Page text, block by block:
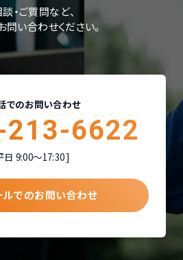
・ご質問など、
問い合わせください。
でのお問い合わせ
213-6622
日 9:00〜17:30
ルでのお問い合わせ